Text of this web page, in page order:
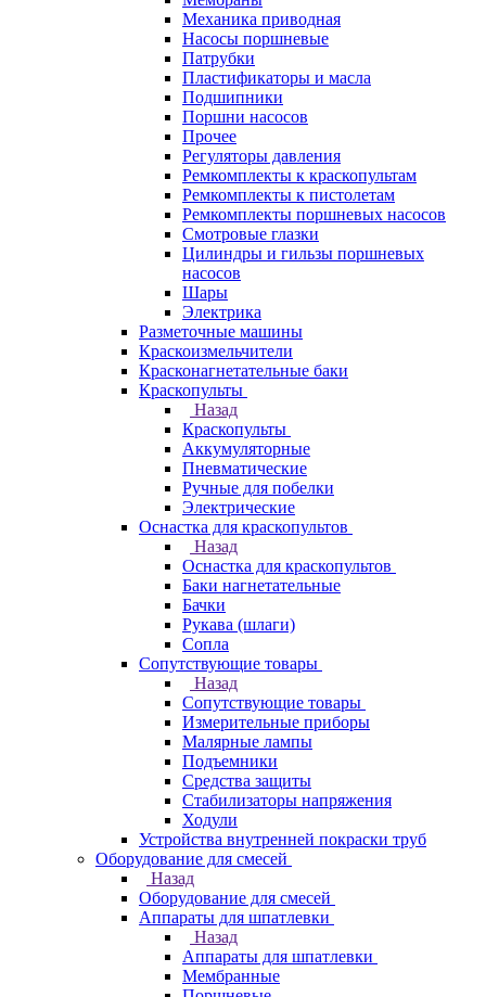
Механика приводная
Насосы поршневые
Патрубки
Пластификаторы и масла
Подшипники
Поршни насосов
Прочее
Регуляторы давления
Ремкомплекты к краскопультам
Ремкомплекты к пистолетам
Ремкомплекты поршневых насосов
Смотровые глазки
Цилиндры и гильзы поршневых
насосов
Шары
Электрика
Разметочные машины
Краскоизмельчители
Красконагнетательные баки
Краскопульты
Назад
Краскопульты
Аккумуляторные
Пневматические
Ручные для побелки
Электрические
Оснастка для краскопультов
Назад
Оснастка для краскопультов
Баки нагнетательные
Бачки
Рукава (шлаги)
Сопла
Сопутствующие товары
Назад
Сопутствующие товары
Измерительные приборы
Малярные лампы
Подъемники
Средства защиты
Стабилизаторы напряжения
Ходули
Устройства внутренней покраски труб
Оборудование для смесей
Назад
Оборудование для смесей
Аппараты для шпатлевки
Назад
Аппараты для шпатлевки
Мембранные